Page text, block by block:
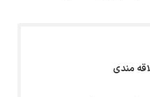
مندی